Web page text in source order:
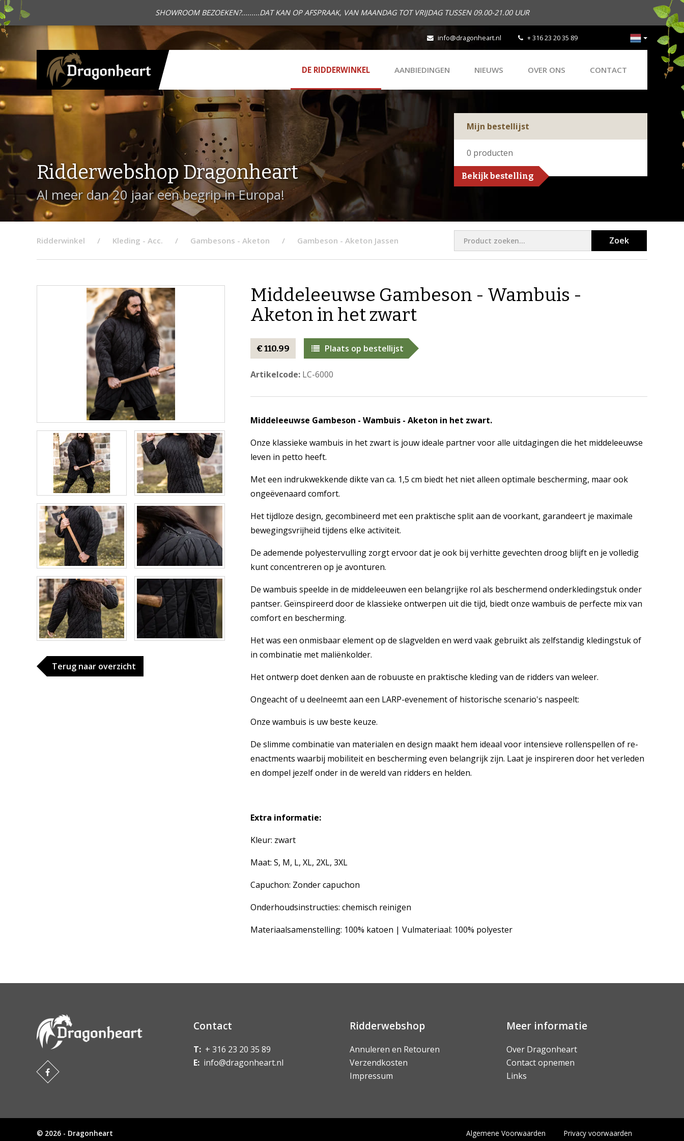
SHOWROOM BEZOEKEN?.........DAT KAN OP AFSPRAAK, VAN MAANDAG TOT VRIJDAG TUSSEN 09.00-21.00 UUR
info@dragonheart.nl + 316 23 20 35 89
DE RIDDERWINKEL AANBIEDINGEN NIEUWS OVER ONS CONTACT
Ridderwebshop Dragonheart
Al meer dan 20 jaar een begrip in Europa!
Mijn bestellijst
0 producten
Bekijk bestelling
Ridderwinkel Kleding - Acc. Gambesons - Aketon Gambeson - Aketon Jassen Zoek
Terug naar overzicht
Middeleeuwse Gambeson - Wambuis -
Aketon in het zwart
€ 110.99 Plaats op bestellijst
Artikelcode:LC-6000
Middeleeuwse Gambeson - Wambuis - Aketon in het zwart.
Onze klassieke wambuis in het zwart is jouw ideale partner voor alle uitdagingen die het middeleeuwse
leven in petto heeft.
Met een indrukwekkende dikte van ca. 1,5 cm biedt het niet alleen optimale bescherming, maar ook
ongeëvenaard comfort.
Het tijdloze design, gecombineerd met een praktische split aan de voorkant, garandeert je maximale
bewegingsvrijheid tijdens elke activiteit.
De ademende polyestervulling zorgt ervoor dat je ook bij verhitte gevechten droog blijft en je volledig
kunt concentreren op je avonturen.
De wambuis speelde in de middeleeuwen een belangrijke rol als beschermend onderkledingstuk onder
pantser. Geïnspireerd door de klassieke ontwerpen uit die tijd, biedt onze wambuis de perfecte mix van
comfort en bescherming.
Het was een onmisbaar element op de slagvelden en werd vaak gebruikt als zelfstandig kledingstuk of
in combinatie met maliënkolder.
Het ontwerp doet denken aan de robuuste en praktische kleding van de ridders van weleer.
Ongeacht of u deelneemt aan een LARP-evenement of historische scenario's naspeelt:
Onze wambuis is uw beste keuze.
De slimme combinatie van materialen en design maakt hem ideaal voor intensieve rollenspellen of re-
enactments waarbij mobiliteit en bescherming even belangrijk zijn. Laat je inspireren door het verleden
en dompel jezelf onder in de wereld van ridders en helden.
Extra informatie:
Kleur: zwart
Maat: S, M, L, XL, 2XL, 3XL
Capuchon: Zonder capuchon
Onderhoudsinstructies: chemisch reinigen
Materiaalsamenstelling: 100% katoen | Vulmateriaal: 100% polyester
Contact
T: + 316 23 20 35 89
E: info@dragonheart.nl
Ridderwebshop
Annuleren en Retouren
Verzendkosten
Impressum
Meer informatie
Over Dragonheart
Contact opnemen
Links
© 2026 - Dragonheart Algemene Voorwaarden Privacy voorwaarden